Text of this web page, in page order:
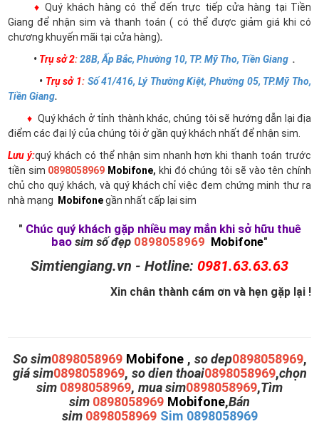
♦ Quý khách hàng có thể đến trực tiếp cửa hàng tại Tiền
Giang để nhận sim và thanh toán ( có thể được giảm giá khi có
chương khuyến mãi tại cửa hàng).
• Trụ sở 2:28B, Ấp Bắc, Phường 10, TP. Mỹ Tho, Tiền Giang .
• Trụ sở 1: Số 41/416, Lý Thường Kiệt, Phường 05, TP.Mỹ Tho,
Tiền Giang.
♦ Quý khách ở tỉnh thành khác, chúng tôi sẽ hướng dẫn lại địa
điểm các đại lý của chúng tôi ở gần quý khách nhất để nhận sim.
Lưu ý:quý khách có thể nhận sim nhanh hơn khi thanh toán trước
tiền sim 0898058969 Mobifone, khi đó chúng tôi sẽ vào tên chính
chủ cho quý khách, và quý khách chỉ việc đem chứng minh thư ra
nhà mạng
Mobifonegần nhất cấp lại sim
" Chúc quý khách gặp nhiều may mắn khi sở hữu thuê
bao sim số đẹp 0898058969 Mobifone"
Simtiengiang.vn - Hotline: 0981.63.63.63
Xin chân thành cám ơn và hẹn gặp lại !
So sim0898058969 Mobifone , so dep0898058969,
giá sim0898058969, so dien thoai0898058969,chọn
sim 0898058969, mua sim0898058969,Tìm
sim 0898058969 Mobifone,Bán
sim 0898058969 Sim 0898058969